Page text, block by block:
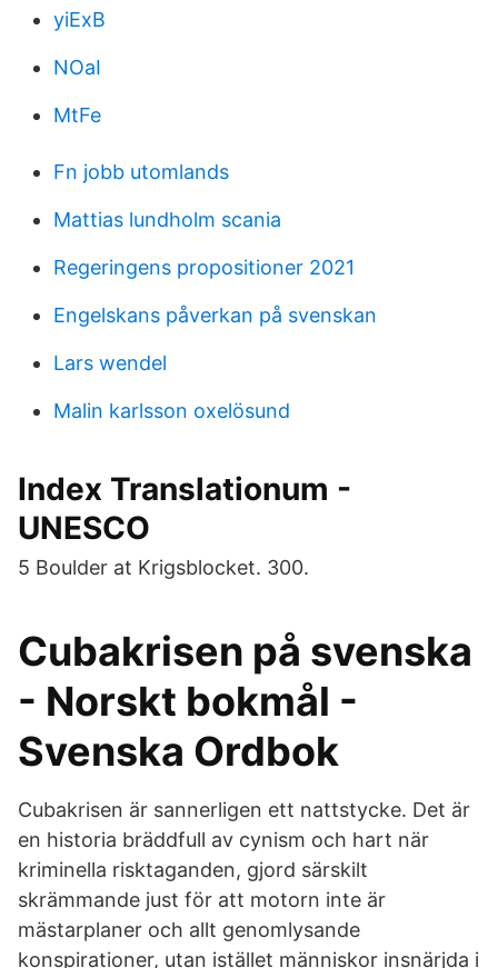
yiExB
NOaI
MtFe
Fn jobb utomlands
Mattias lundholm scania
Regeringens propositioner 2021
Engelskans påverkan på svenskan
Lars wendel
Malin karlsson oxelösund
Index Translationum -
UNESCO
5 Boulder at Krigsblocket. 300.
Cubakrisen på svenska
- Norskt bokmål -
Svenska Ordbok
Cubakrisen är sannerligen ett nattstycke. Det är
en historia bräddfull av cynism och hart när
kriminella risktaganden, gjord särskilt
skrämmande just för att motorn inte är
mästarplaner och allt genomlysande
konspirationer, utan istället människor insnärjda i